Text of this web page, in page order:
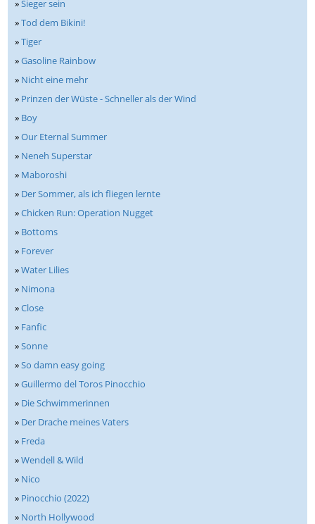
»Sieger sein
»Tod dem Bikini!
»Tiger
»Gasoline Rainbow
» Nicht eine mehr
» Prinzen der Wüste - Schneller als der Wind
» Boy
»Our Eternal Summer
» Neneh Superstar
» Maboroshi
» Der Sommer, als ich fliegen lernte
»Chicken Run: Operation Nugget
» Bottoms
» Forever
»Water Lilies
» Nimona
»Close
» Fanfic
»Sonne
»So damn easy going
»Guillermo del Toros Pinocchio
» Die Schwimmerinnen
» Der Drache meines Vaters
» Freda
»Wendell & Wild
» Nico
» Pinocchio (2022)
» North Hollywood